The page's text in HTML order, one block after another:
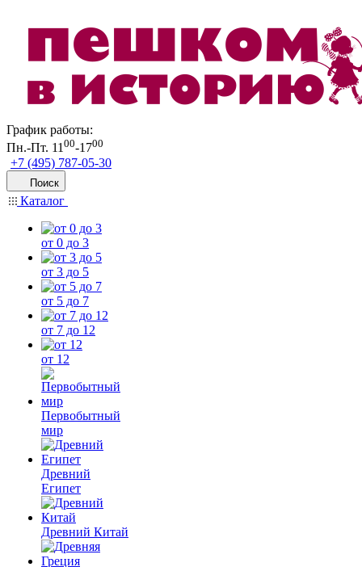
График работы:
Пн.-Пт. 1100-1700
+7 (495) 787-05-30
Поиск
Каталог
от 0 до 3
от 3 до 5
от 5 до 7
от 7 до 12
от 12
Первобытный
мир
Древний
Египет
Древний Китай